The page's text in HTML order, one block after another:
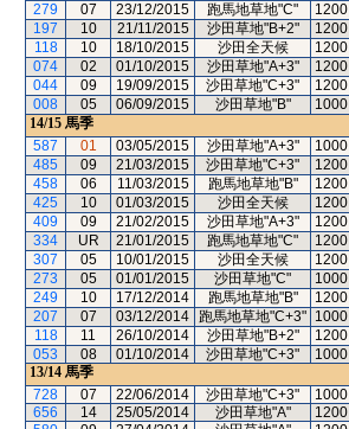
279
07 23/12/2015 跑馬地草地"C" 1200
197
10 21/11/2015 沙田草地"B+2" 1200
118
10 18/10/2015 沙田全天候 1200
074
02 01/10/2015 沙田草地"A+3" 1200
044
09 19/09/2015 沙田草地"C+3" 1200
008
05 06/09/2015 沙田草地"B" 1000
14/15 馬季
587
01 03/05/2015 沙田草地"A+3" 1000
485
09 21/03/2015 沙田草地"C+3" 1200
458
06 11/03/2015 跑馬地草地"B" 1200
425
10 01/03/2015 沙田全天候 1200
409
09 21/02/2015 沙田草地"A+3" 1200
334
UR 21/01/2015 跑馬地草地"C" 1200
307
05 10/01/2015 沙田全天候 1200
273
05 01/01/2015 沙田草地"C" 1000
249
10 17/12/2014 跑馬地草地"B" 1200
207
07 03/12/2014 跑馬地草地"C+3" 1000
118
11 26/10/2014 沙田草地"B+2" 1200
053
08 01/10/2014 沙田草地"C+3" 1000
13/14 馬季
728
07 22/06/2014 沙田草地"C+3" 1000
656
14 25/05/2014 沙田草地"A" 1200